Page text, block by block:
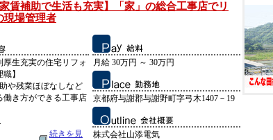
家賃補助で生活も充実】「家」の総合工事店でリ
現場管理者
厚生充実の住宅リフォ
】
や残業ほぼなしなど
働き方ができる工事店
続きを見
月給 30万円 ～ 30万円
京都府与謝郡与謝野町字弓木1407－19
株式会社山添電気